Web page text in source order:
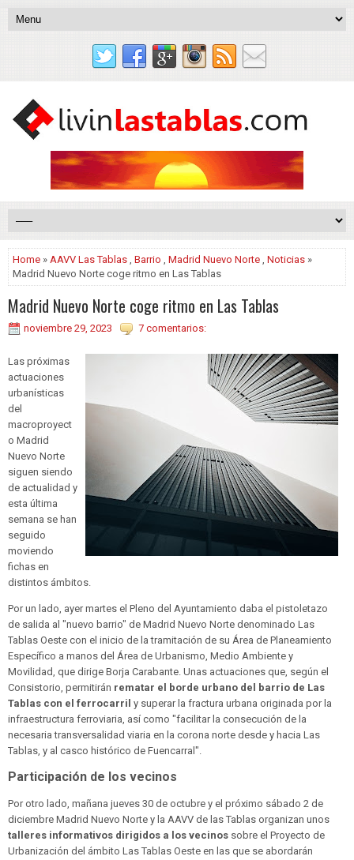
Home » AAVV Las Tablas , Barrio , Madrid Nuevo Norte , Noticias »
Madrid Nuevo Norte coge ritmo en Las Tablas
Madrid Nuevo Norte coge ritmo en Las Tablas
noviembre 29, 2023 7 comentarios:
Las próximas
actuaciones
urbanísticas
del
macroproyect
o Madrid
Nuevo Norte
siguen siendo
de actualidad y
esta última
semana se han
seguido
moviendo
fichas en
distintos ámbitos.
Por un lado, ayer martes el Pleno del Ayuntamiento daba el pistoletazo
de salida al "nuevo barrio" de Madrid Nuevo Norte denominado Las
Tablas Oeste con el inicio de la tramitación de su Área de Planeamiento
Específico a manos del Área de Urbanismo, Medio Ambiente y
Movilidad, que dirige Borja Carabante. Unas actuaciones que, según el
Consistorio, permitirán rematar el borde urbano del barrio de Las
Tablas con el ferrocarril y superar la fractura urbana originada por la
infraestructura ferroviaria, así como "facilitar la consecución de la
necesaria transversalidad viaria en la corona norte desde y hacia Las
Tablas, y al casco histórico de Fuencarral".
Participación de los vecinos
Por otro lado, mañana jueves 30 de octubre y el próximo sábado 2 de
diciembre Madrid Nuevo Norte y la AAVV de las Tablas organizan unos
talleres informativos dirigidos a los vecinos sobre el Proyecto de
Urbanización del ámbito Las Tablas Oeste en las que se abordarán